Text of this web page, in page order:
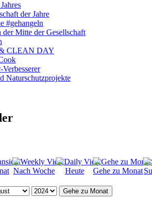
der Jahre
#gehangeln
der Mitte der Gesellschaft
CLEAN DAY
Verbesserer
Naturschutzprojekte
Nach Woche Heute Gehe zu Monat
Gehe zu Monat